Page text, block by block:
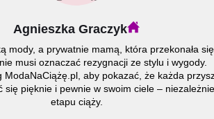
Agnieszka Graczyk
mody, a prywatnie mamą, która przekonała
musi oznaczać rezygnacji ze stylu i wygody.
ModaNaCiążę.pl, aby pokazać, że każda
się pięknie i pewnie w swoim ciele –
etapu ciąży.